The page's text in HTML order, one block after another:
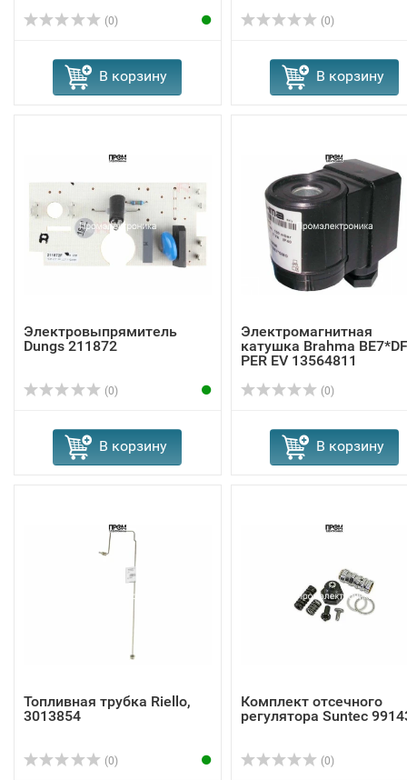
(0)
В корзину
(0)
В корзину
Электровыпрямитель
Dungs 211872
(0)
В корзину
Электромагнитная
катушка Brahma
PER EV 13564811
(0)
В корзину
Топливная трубка Riello,
3013854
(0)
Комплект отсечного
регулятора Suntec
(0)